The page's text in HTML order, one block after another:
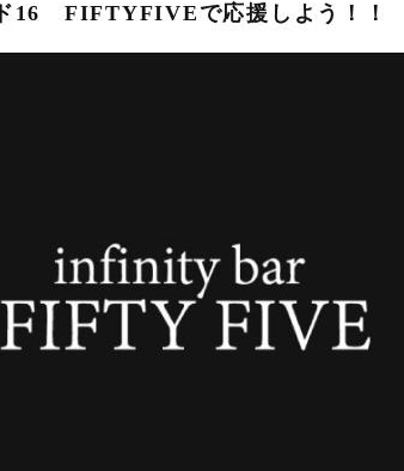
16 FIFTYFIVEで応援しよう！！